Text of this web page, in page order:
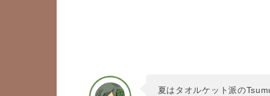
夏はタオルケット派の